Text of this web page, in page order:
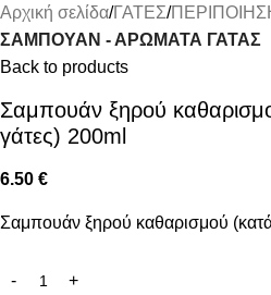
Αρχική σελίδα ΓΑΤΕΣ
ΣΑΜΠΟΥΑΝ - ΑΡΩΜΑΤΑ ΓΑΤΑΣ
Back to products
Σαμπουάν ξηρού
γάτες) 200ml
6.50 €
Σαμπουάν ξηρού καθαρισμού